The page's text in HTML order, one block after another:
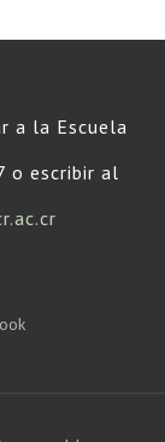
a la Escuela
o escribir al